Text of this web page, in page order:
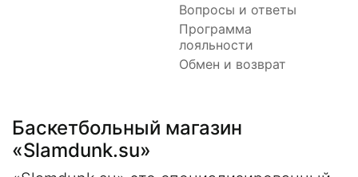
Вопросы и ответы
Программа
лояльности
Обмен и возврат
Баскетбольный магазин
«Slamdunk.su»